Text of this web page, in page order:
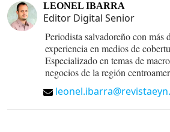
LEONEL IBARRA
Editor Digital Senior
Periodista salvadoreño con más
experiencia en medios de
Especializado en temas de
negocios de la región